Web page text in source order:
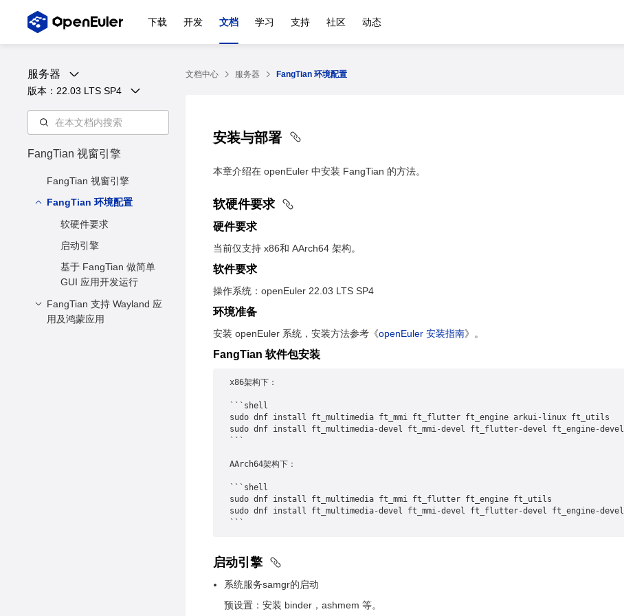
下载 开发 文档 学习 支持 社区 动态
服务器
版本： 22.03 LTS SP4
FangTian 视窗引擎
FangTian 视窗引擎
FangTian 环境配置
软硬件要求
启动引擎
基于 FangTian 做简单
GUI 应用开发运行
FangTian 支持 Wayland 应
用及鸿蒙应用
文档中心 服务器 FangTian 环境配置
安装与部署
本章介绍在 openEuler 中安装 FangTian 的方法。
软硬件要求
硬件要求
当前仅支持 x86和 AArch64 架构。
软件要求
操作系统：openEuler 22.03 LTS SP4
环境准备
安装 openEuler 系统，安装方法参考《openEuler 安装指南》。
FangTian 软件包安装
x86架构下：
```shell
sudo dnf install ft_multimedia ft_mmi ft_flutter ft_engine arkui-linux ft_utils
sudo dnf install ft_multimedia-devel ft_mmi-devel ft_flutter-devel ft_engine-devel
```
AArch64架构下：
```shell
sudo dnf install ft_multimedia ft_mmi ft_flutter ft_engine ft_utils
sudo dnf install ft_multimedia-devel ft_mmi-devel ft_flutter-devel ft_engine-devel
启动引擎
系统服务samgr的启动
预设置：安装 binder，ashmem 等。